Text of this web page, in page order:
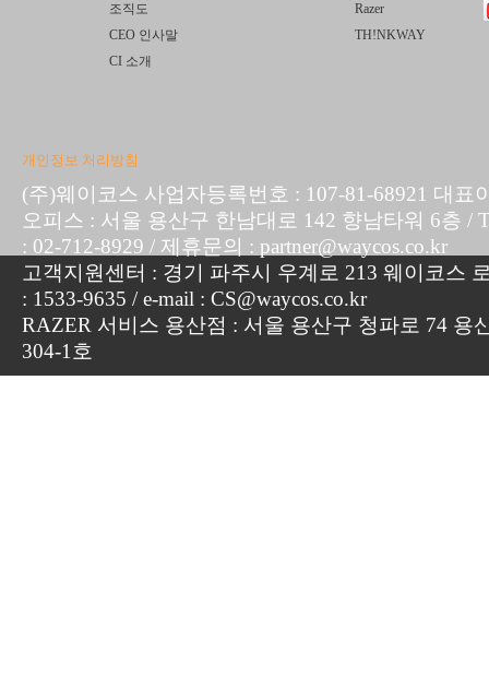
조직도
CEO 인사말
CI 소개
Razer
TH!NKWAY
개인정보 처리방침
(주)웨이코스 사업자등록번호 : 107-81-68921 대표
오피스 : 서울 용산구 한남대로 142 향남타워 6층 /
: 02-712-8929 / 제휴문의 : partner@waycos.co.kr
고객지원센터 : 경기 파주시 우계로 213 웨이코스
: 1533-9635 / e-mail : CS@waycos.co.kr
RAZER 서비스 용산점 : 서울 용산구 청파로 74 용
304-1호